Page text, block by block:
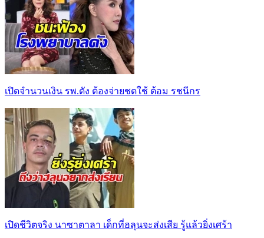
เปิดจำนวนเงิน รพ.ดัง ต้องจ่ายชดใช้ ต้อม รชนีกร
เปิดชีวิตจริง นาซาตาลา เด็กที่ฮลุนจะส่งเสีย รู้แล้วยิ่งเศร้า